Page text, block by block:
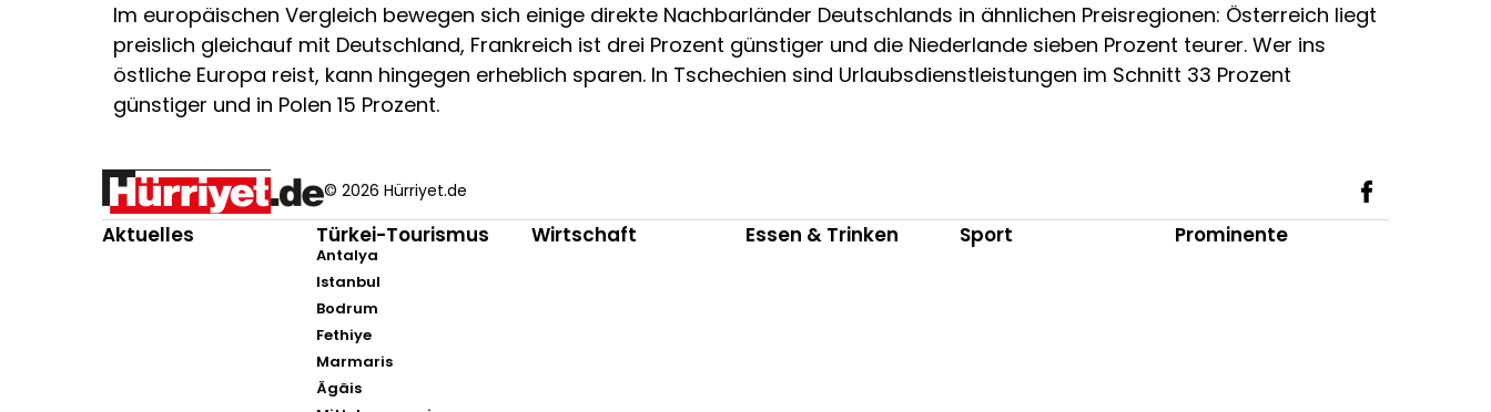
Im europäischen Vergleich bewegen sich einige direkte Nachbarländer Deutschlands in ähnlichen Preisregionen: Österreich liegt
preislich gleichauf mit Deutschland, Frankreich ist drei Prozent günstiger und die Niederlande sieben Prozent teurer. Wer ins
östliche Europa reist, kann hingegen erheblich sparen. In Tschechien sind Urlaubsdienstleistungen im Schnitt 33 Prozent
günstiger und in Polen 15 Prozent.
© 2026 Hürriyet.de
Aktuelles Türkei-Tourismus
Antalya
Istanbul
Bodrum
Fethiye
Marmaris
Ägäis
Wirtschaft Essen & Trinken Sport Prominente